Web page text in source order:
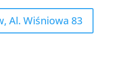
Al. Wiśniowa 83